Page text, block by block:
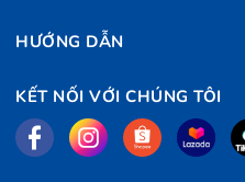
HƯỚNG DẪN
KẾT NỐI VỚI CHÚNG TÔI